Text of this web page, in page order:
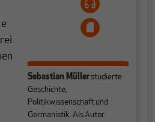
Sebastian Müllerstudierte
Geschichte,
Politikwissenschaft und
Germanistik. Als Autor